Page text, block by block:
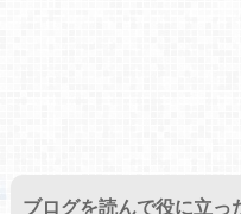
ブログを読んで役に立っ